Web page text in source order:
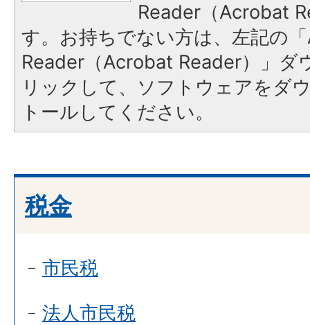
Reader（Acrobat
す。お持ちでない方は、左記の
Reader（Acrobat Reader）」ダ
リックして、ソフトウェアをダ
トールしてください。
税金
市民税
法人市民税